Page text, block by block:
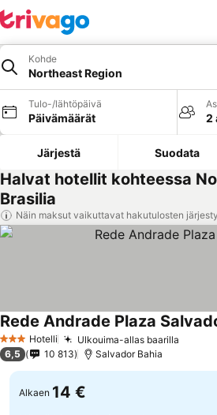
Kohde
Northeast Region
Tulo-/lähtöpäivä
Päivämäärät 2
Järjestä Suodata
Halvat hotellit kohteessa
Brasilia
Näin maksut vaikuttavat hakutulosten
3 Tähtiluokitus
Hotelli Ulkouima-allas baarilla
Rede Andrade Plaza
6,5 10 813 Salvador Bahia
Alkaen 14 €